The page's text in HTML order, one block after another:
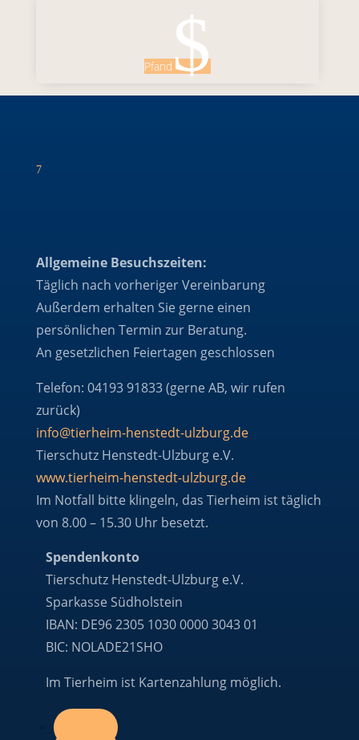
Pfand$
7
Allgemeine Besuchszeiten:
Täglich nach vorheriger Vereinbarung
Außerdem erhalten Sie gerne einen
persönlichen Termin zur Beratung.
An gesetzlichen Feiertagen geschlossen
Telefon: 04193 91833 (gerne AB, wir rufen
zurück)
info@tierheim-henstedt-ulzburg.de
Tierschutz Henstedt-Ulzburg e.V.
www.tierheim-henstedt-ulzburg.de
Im Notfall bitte klingeln, das Tierheim ist täglich
von 8.00 – 15.30 Uhr besetzt.
Spendenkonto
Tierschutz Henstedt-Ulzburg e.V.
Sparkasse Südholstein
IBAN: DE96 2305 1030 0000 3043 01
BIC: NOLADE21SHO
Im Tierheim ist Kartenzahlung möglich.